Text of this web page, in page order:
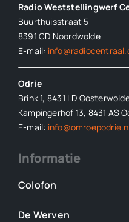
Radio Weststellingwerf
Buurthuisstraat 5
8391 CD Noordwolde
E-mail:
Odrie
Brink 1, 8431 LD
Kampingerhof 13, 8431 AS
E-mail:
Informatie
Colofon
De Werven